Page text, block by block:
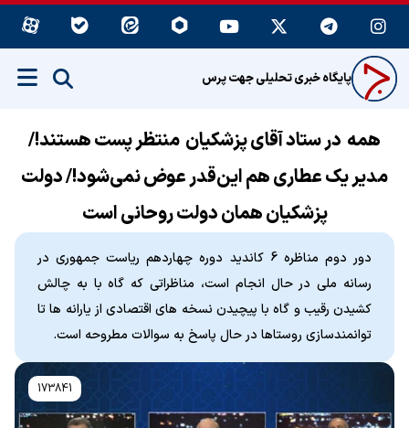
پایگاه خبری تحلیلی جهت پرس
همه در ستاد آقای پزشکیان منتظر پست هستند!/
مدیر یک عطاری هم این‌قدر عوض نمی‌شود!/ دولت
پزشکیان همان دولت روحانی است
دور دوم مناظره 6 کاندید دوره چهاردهم ریاست جمهوری در
رسانه ملی در حال انجام است، مناظراتی که گاه با به چالش
کشیدن رقیب و گاه با پیچیدن نسخه های اقتصادی از یارانه ها تا
توانمندسازی روستاها در حال پاسخ به سوالات مطروحه است.
173841